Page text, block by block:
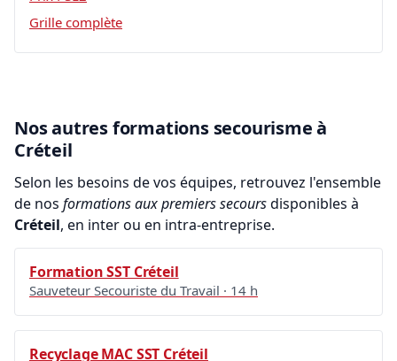
Grille complète
Nos autres formations secourisme à
Créteil
Selon les besoins de vos équipes, retrouvez l'ensemble
de nos formations aux premiers secoursdisponibles à
Créteil, en inter ou en intra-entreprise.
Formation SST Créteil
Sauveteur Secouriste du Travail · 14 h
Recyclage MAC SST Créteil